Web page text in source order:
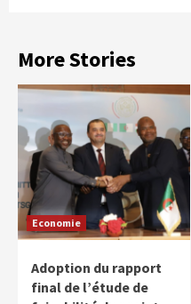
More Stories
Economie
Adoption du rapport
final de l’étude de